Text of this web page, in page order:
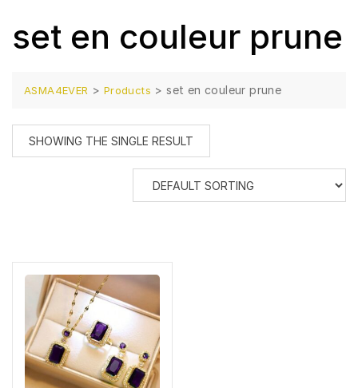
set en couleur prune
ASMA4EVER > Products >set en couleur prune
SHOWING THE SINGLE RESULT